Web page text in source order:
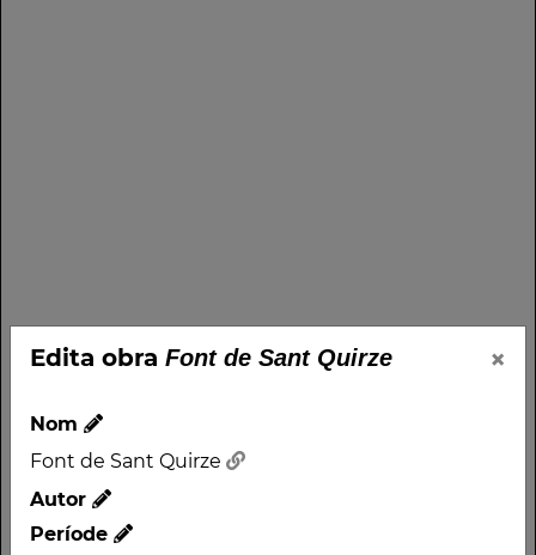
Edita obra Font de Sant Quirze ×
Nom
Font de Sant Quirze
Autor
Període